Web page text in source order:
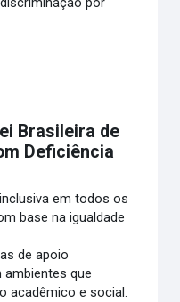
Brasileira de
Deficiência
em todos os
base na igualdade
de apoio
ambientes que
acadêmico e social.